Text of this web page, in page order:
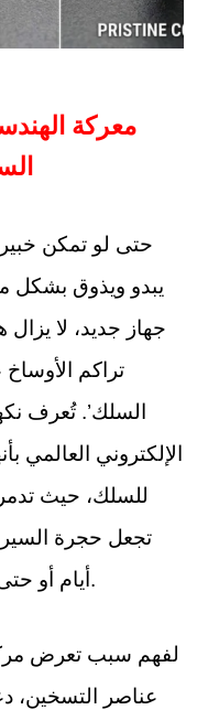
معركة
حتى لو تمكن
يبدو ويذوق بشكل
جهاز جديد، لا
تراكم
السلك’. تُعرف
الإلكتروني العالمي
للسلك، حيث تدمر
تجعل حجرة
أيام أو حتى ساعات من التشغيل المستمر.
لفهم سبب تعرض
عناصر التسخين،